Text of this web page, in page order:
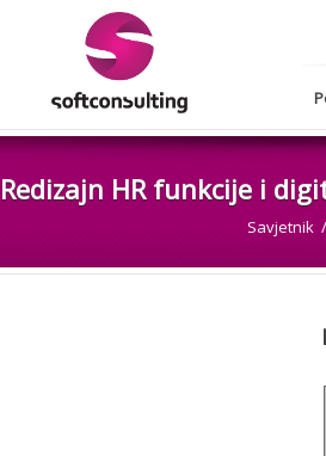
Redizajn HR funkcije i
Savjetnik